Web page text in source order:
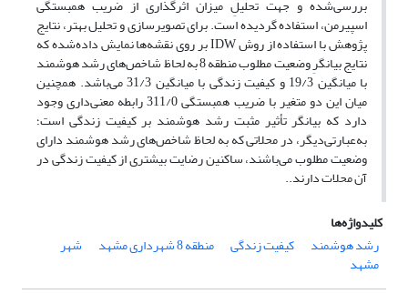
بررسی‌شده و جهت تحلیلِ میزان اثرگذاری از ضریب همبستگی
اسپیرمن، استفاده گردیده است. برای تصویرسازی و تحلیل بهتر، نتایج
پژوهش با استفاده از روش IDW بر روی نقشه‌ها نمایش داده‌شده که
نتایج بیانگرِ وضعیت مطلوب منطقه 8 به لحاظ شاخص‌های رشد هوشمند
با میانگین 19/3 و کیفیت زندگی با میانگین 31/3 می‌باشد. همچنین
میان این دو متغیر با ضریب همبستگی 311/0 رابطه معنی‌داری وجود
دارد که بیانگر تأثیر مثبت رشد هوشمند بر کیفیت زندگی است؛
به‌عبارتی‌دیگر، در محلاتی که به لحاظ شاخص‌های رشد هوشمند دارای
وضعیت مطلوب می‌باشند، ساکنین رضایت بیشتری از کیفیت زندگی در
آن محلات دارند..
کلیدواژه‌ها
رشد هوشمند
کیفیت زندگی منطقه 8 شهرداری مشهد شهر
مشهد